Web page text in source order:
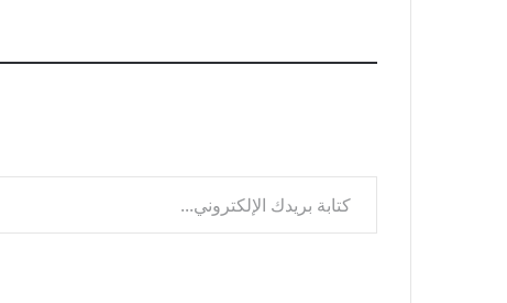
كتابة بريدك الإلكتروني...